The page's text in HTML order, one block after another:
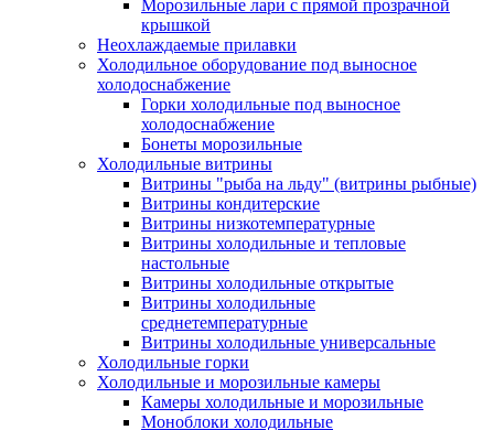
Морозильные лари с прямой прозрачной
крышкой
Неохлаждаемые прилавки
Холодильное оборудование под выносное
холодоснабжение
Горки холодильные под выносное
холодоснабжение
Бонеты морозильные
Холодильные витрины
Витрины "рыба на льду" (витрины рыбные)
Витрины кондитерские
Витрины низкотемпературные
Витрины холодильные и тепловые
настольные
Витрины холодильные открытые
Витрины холодильные
среднетемпературные
Витрины холодильные универсальные
Холодильные горки
Холодильные и морозильные камеры
Камеры холодильные и морозильные
Моноблоки холодильные